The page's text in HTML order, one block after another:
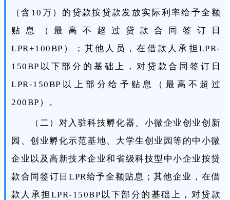
（含10万）的贷款按贷款发放实际利率给予全额
贴息（最高不超过贷款合同签订日
LPR+100BP）；其他人员，在借款人承担LPR-
150BP以下部分的基础上，对贷款合同签订日
LPR-150BP以上部分给予贴息（最高不超过
200BP）。
（二）对入驻科技孵化器、小微企业创业创新
园、创业孵化示范基地、大学生创业园等的中小微
企业以及高新技术企业和省级科技型中小企业按贷
款合同签订日LPR给予全额贴息；其他企业，在借
款人承担LPR-150BP以下部分的基础上，对贷款